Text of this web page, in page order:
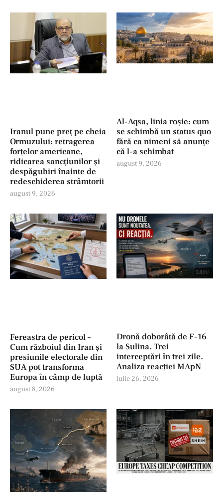
Iranul pune preț pe cheia
Ormuzului: retragerea
forţelor americane,
ridicarea sancțiunilor și
despăgubiri înainte de
redeschiderea strâmtorii
august 9, 2026
Al-Aqsa, linia roșie: cum
se schimbă un status quo
fără ca nimeni să anunțe
că l-a schimbat
august 9, 2026
Fereastra de pericol –
Cum războiul din Iran și
presiunile electorale din
SUA pot transforma
Europa în câmp de luptă
august 8, 2026
Dronă doborâtă de F-16
la Sulina. Trei
interceptări în trei zile.
Analiza reacției MApN
iulie 26, 2026